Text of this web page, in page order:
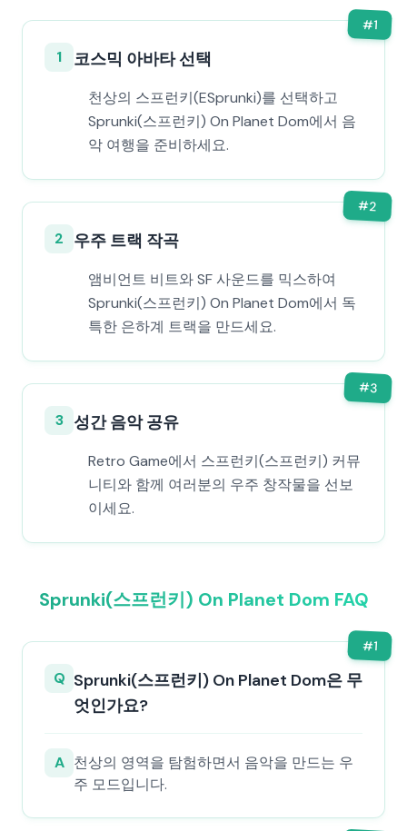
#1
1 코스믹 아바타 선택
천상의 스프런키(ESprunki)를 선택하고
Sprunki(스프런키) On Planet Dom에서 음
악 여행을 준비하세요.
#2
2 우주 트랙 작곡
앰비언트 비트와 SF 사운드를 믹스하여
Sprunki(스프런키) On Planet Dom에서 독
특한 은하계 트랙을 만드세요.
#3
3 성간 음악 공유
Retro Game에서 스프런키(스프런키) 커뮤
니티와 함께 여러분의 우주 창작물을 선보
이세요.
Sprunki(스프런키) On Planet Dom FAQ
#1
Q Sprunki(스프런키) On Planet Dom은 무
엇인가요?
A 천상의 영역을 탐험하면서 음악을 만드는 우
주 모드입니다.